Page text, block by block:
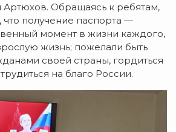
Обращаясь к ребятам,
получение паспорта —
момент в жизни каждого,
жизнь; пожелали быть
своей страны, гордиться
на благо России.